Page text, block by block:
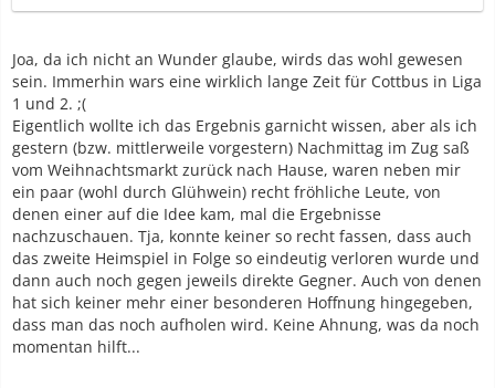
Joa, da ich nicht an Wunder glaube, wirds das wohl gewesen
sein. Immerhin wars eine wirklich lange Zeit für Cottbus in Liga
1 und 2. ;(
Eigentlich wollte ich das Ergebnis garnicht wissen, aber als ich
gestern (bzw. mittlerweile vorgestern) Nachmittag im Zug saß
vom Weihnachtsmarkt zurück nach Hause, waren neben mir
ein paar (wohl durch Glühwein) recht fröhliche Leute, von
denen einer auf die Idee kam, mal die Ergebnisse
nachzuschauen. Tja, konnte keiner so recht fassen, dass auch
das zweite Heimspiel in Folge so eindeutig verloren wurde und
dann auch noch gegen jeweils direkte Gegner. Auch von denen
hat sich keiner mehr einer besonderen Hoffnung hingegeben,
dass man das noch aufholen wird. Keine Ahnung, was da noch
momentan hilft...